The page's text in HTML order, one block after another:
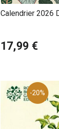
Calendrier 2026
17,99 €
-20%